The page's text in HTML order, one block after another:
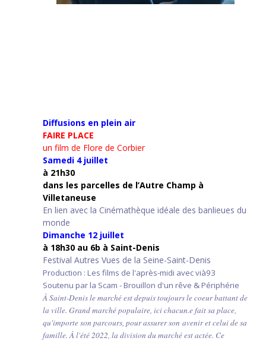
Diffusions en plein air
FAIRE PLACE
un film de Flore de Corbier
Samedi 4 juillet
à 21h30
dans les parcelles de l’Autre Champ à
Villetaneuse
En lien avec la Cinémathèque idéale des banlieues du
monde
Dimanche 12 juillet
à 18h30 au 6b à Saint-Denis
Festival Autres Vues de la Seine-Saint-Denis
Production : Les films de l'après-midi avec vià93
Soutenu par la Scam - Brouillon d'un rêve & Périphérie
À Saint-Denis le marché est depuis toujours le coeur battant de
la ville. Grand marché populaire, ici chacun.e fait sa place,
qu'importe son parcours, pour assurer son avenir et celui de sa
famille. À l'été 2022, la division du marché est actée. Ce